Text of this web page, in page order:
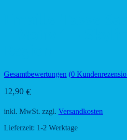
Gesamtbewertungen (0
12,90 €
inkl. MwSt. zzgl. Versandkosten
Lieferzeit: 1-2 Werktage